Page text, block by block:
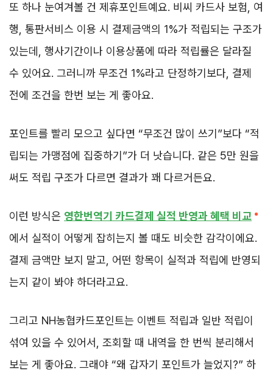
또 하나 눈여겨볼 건 제휴포인트예요. 비씨 카드사 보험, 여
행, 통판서비스 이용 시 결제금액의 1%가 적립되는 구조가
있는데, 행사기간이나 이용상품에 따라 적립률은 달라질
수 있어요. 그러니까 무조건 1%라고 단정하기보다, 결제
전에 조건을 한번 보는 게 좋아요.
포인트를 빨리 모으고 싶다면 “무조건 많이 쓰기”보다 “적
립되는 가맹점에 집중하기”가 더 낫습니다. 같은 5만 원을
써도 적립 구조가 다르면 결과가 꽤 다르거든요.
이런 방식은 영한번역기 카드결제 실적 반영과 혜택 비교
에서 실적이 어떻게 잡히는지 볼 때도 비슷한 감각이에요.
결제 금액만 보지 말고, 어떤 항목이 실적과 적립에 반영되
는지 같이 봐야 하더라고요.
그리고 NH농협카드포인트는 이벤트 적립과 일반 적립이
섞여 있을 수 있어서, 조회할 때 내역을 한 번씩 분리해서
보는 게 좋아요. 그래야 “왜 갑자기 포인트가 늘었지?” 하